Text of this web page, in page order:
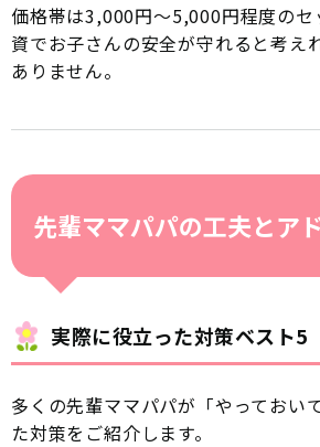
価格帯は3,000円〜5,000円程度のセ
資でお子さんの安全が守れると考え
ありません。
先輩ママパパの工夫とア
実際に役立った対策ベスト5
多くの先輩ママパパが「やっておい
た対策をご紹介します。